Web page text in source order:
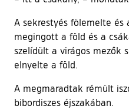
A sekrestyés fölemelte
megingott a föld és a
szelídült a virágos mezők
elnyelte a föld.
A megmaradtak rémült
bibordiszes éjszakában.